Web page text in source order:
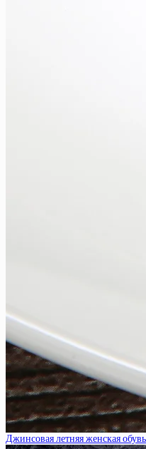
Джинсовая летняя женская